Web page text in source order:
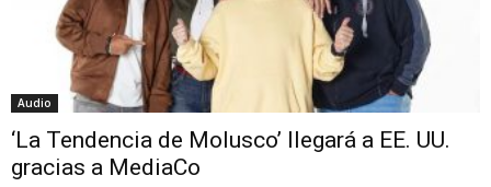
Audio
‘La Tendencia de Molusco’ llegará a EE. UU.
gracias a MediaCo